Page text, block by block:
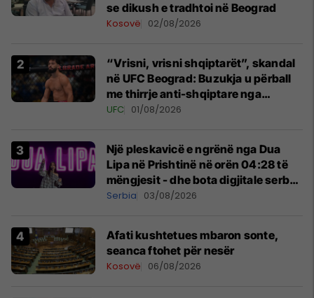
se dikush e tradhtoi në Beograd
Kosovë 02/08/2026
“Vrisni, vrisni shqiptarët”, skandal
në UFC Beograd: Buzukja u përball
me thirrje anti-shqiptare nga
tribunat
UFC 01/08/2026
Një pleskavicë e ngrënë nga Dua
Lipa në Prishtinë në orën 04:28 të
mëngjesit - dhe bota digjitale serbe
shpall gjendjen e luftës
Serbia 03/08/2026
Afati kushtetues mbaron sonte,
seanca ftohet për nesër
Kosovë 06/08/2026